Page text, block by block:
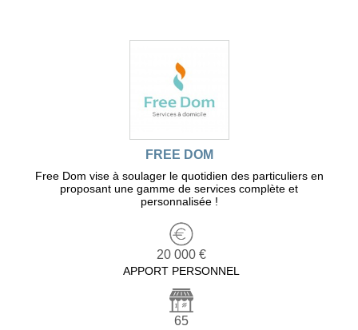
FREE DOM
Free Dom vise à soulager le quotidien des particuliers en
proposant une gamme de services complète et
personnalisée !
20 000 €
APPORT PERSONNEL
65